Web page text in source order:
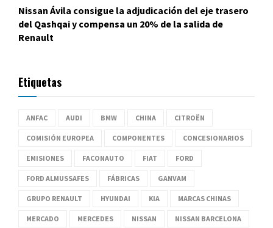
Nissan Ávila consigue la adjudicación del eje trasero
del Qashqai y compensa un 20% de la salida de
Renault
Etiquetas
ANFAC AUDI BMW CHINA CITROËN
COMISIÓN EUROPEA COMPONENTES CONCESIONARIOS
EMISIONES FACONAUTO FIAT FORD
FORD ALMUSSAFES FÁBRICAS GANVAM
GRUPO RENAULT HYUNDAI KIA MARCAS CHINAS
MERCADO MERCEDES NISSAN NISSAN BARCELONA